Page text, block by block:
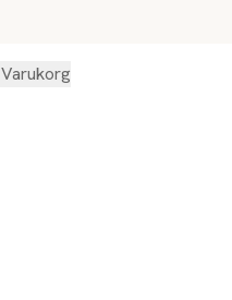
Varukorg